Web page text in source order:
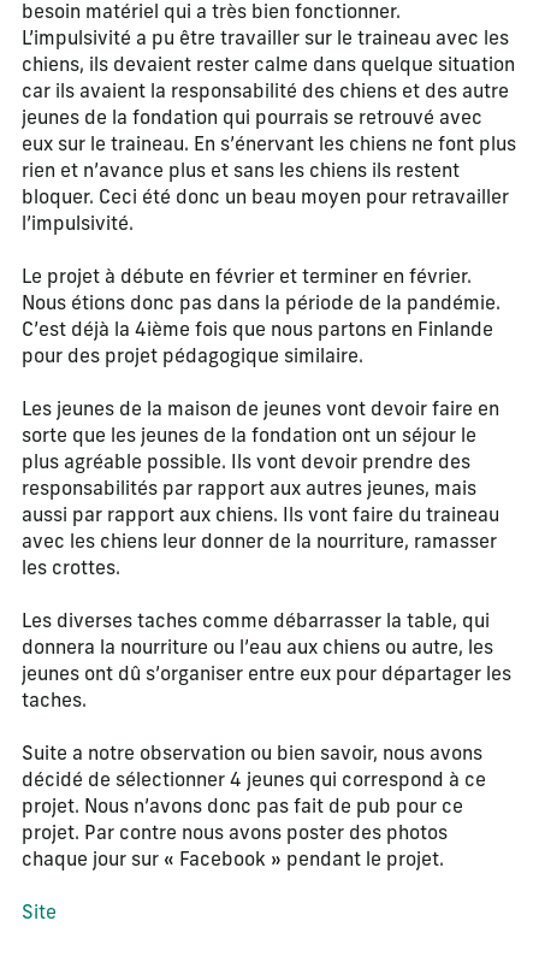
besoin matériel qui a très bien fonctionner.
L’impulsivité a pu être travailler sur le traineau avec les
chiens, ils devaient rester calme dans quelque situation
car ils avaient la responsabilité des chiens et des autre
jeunes de la fondation qui pourrais se retrouvé avec
eux sur le traineau. En s’énervant les chiens ne font plus
rien et n’avance plus et sans les chiens ils restent
bloquer. Ceci été donc un beau moyen pour retravailler
l’impulsivité.
Le projet à débute en février et terminer en février.
Nous étions donc pas dans la période de la pandémie.
C’est déjà la 4ième fois que nous partons en Finlande
pour des projet pédagogique similaire.
Les jeunes de la maison de jeunes vont devoir faire en
sorte que les jeunes de la fondation ont un séjour le
plus agréable possible. Ils vont devoir prendre des
responsabilités par rapport aux autres jeunes, mais
aussi par rapport aux chiens. Ils vont faire du traineau
avec les chiens leur donner de la nourriture, ramasser
les crottes.
Les diverses taches comme débarrasser la table, qui
donnera la nourriture ou l’eau aux chiens ou autre, les
jeunes ont dû s’organiser entre eux pour départager les
taches.
Suite a notre observation ou bien savoir, nous avons
décidé de sélectionner 4 jeunes qui correspond à ce
projet. Nous n’avons donc pas fait de pub pour ce
projet. Par contre nous avons poster des photos
chaque jour sur « Facebook » pendant le projet.
Site